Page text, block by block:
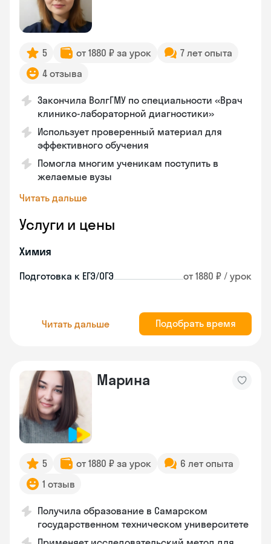
5 от 1880 ₽ за урок
7 лет опыта
4 отзыва
Закончила ВолгГМУ по специальности «Врач
клинико-лабораторной диагностики»
Использует проверенный материал для
эффективного обучения
Помогла многим ученикам поступить в
желаемые вузы
Читать дальше
Услуги и цены
Химия
Подготовка к ЕГЭ/ОГЭ от 1880 ₽ / урок
Читать дальше Подобрать время
Марина
5 от 1880 ₽ за урок
6 лет опыта
1 отзыв
Получила образование в Самарском
государственном техническом университете